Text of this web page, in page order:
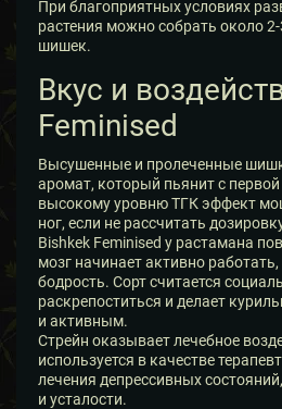
При благоприятных условиях
растения можно собрать около
шишек.
Вкус и
Feminised
Высушенные и пролеченные
аромат, который пьянит с
высокому уровню ТГК эффект
ног, если не рассчитать
Bishkek Feminised у растамана
мозг начинает активно работать,
бодрость. Сорт считается
раскрепоститься и делает
и активным.
Стрейн оказывает лечебное
используется в качестве
лечения депрессивных
и усталости.